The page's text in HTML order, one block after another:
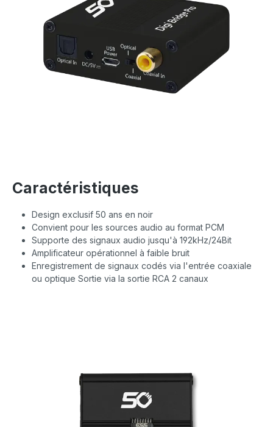
Caractéristiques
Design exclusif 50 ans en noir
Convient pour les sources audio au format PCM
Supporte des signaux audio jusqu'à 192kHz/24Bit
Amplificateur opérationnel à faible bruit
Enregistrement de signaux codés via l'entrée coaxiale
ou optique Sortie via la sortie RCA 2 canaux